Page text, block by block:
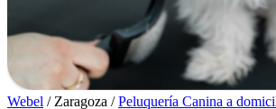
Webel / Zaragoza / Peluquería Canina a